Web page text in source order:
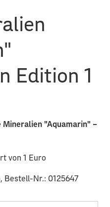
Edition 1
Mineralien "Aquamarin" –
von 1 Euro
Bestell-Nr.: 0125647